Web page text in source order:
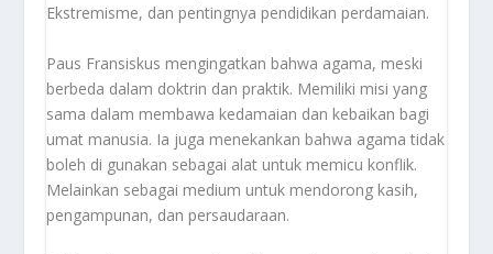
Ekstremisme, dan pentingnya pendidikan perdamaian.
Paus Fransiskus mengingatkan bahwa agama, meski
berbeda dalam doktrin dan praktik. Memiliki misi yang
sama dalam membawa kedamaian dan kebaikan bagi
umat manusia. Ia juga menekankan bahwa agama tidak
boleh di gunakan sebagai alat untuk memicu konflik.
Melainkan sebagai medium untuk mendorong kasih,
pengampunan, dan persaudaraan.